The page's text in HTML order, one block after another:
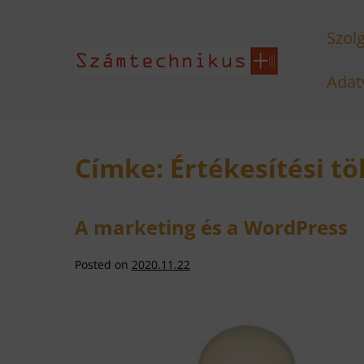
Címke: Értékesítési
A marketing és a WordPress
Posted on 2020.11.22